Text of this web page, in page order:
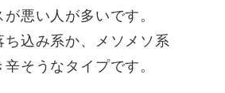
悪い人が多いです。
込み系か、メソメソ系
そうなタイプです。